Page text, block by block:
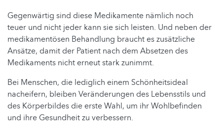
Gegenwärtig sind diese Medikamente nämlich noch
teuer und nicht jeder kann sie sich leisten. Und neben der
medikamentösen Behandlung braucht es zusätzliche
Ansätze, damit der Patient nach dem Absetzen des
Medikaments nicht erneut stark zunimmt.
Bei Menschen, die lediglich einem Schönheitsideal
nacheifern, bleiben Veränderungen des Lebensstils und
des Körperbildes die erste Wahl, um ihr Wohlbefinden
und ihre Gesundheit zu verbessern.